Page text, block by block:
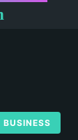
BUSINESS